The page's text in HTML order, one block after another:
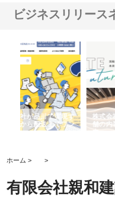
ビジネスリリース
や店
る理
株式会社スプリングエ
れる理由とOEMアパレ
強み
ホーム > >
有限会社親和